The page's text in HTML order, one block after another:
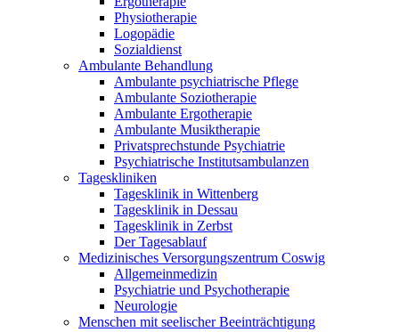
Physiotherapie
Logopädie
Sozialdienst
Ambulante Behandlung
Ambulante psychiatrische Pflege
Ambulante Soziotherapie
Ambulante Ergotherapie
Ambulante Musiktherapie
Privatsprechstunde Psychiatrie
Psychiatrische Institutsambulanzen
Tageskliniken
Tagesklinik in Wittenberg
Tagesklinik in Dessau
Tagesklinik in Zerbst
Der Tagesablauf
Medizinisches Versorgungszentrum Coswig
Allgemeinmedizin
Psychiatrie und Psychotherapie
Neurologie
Menschen mit seelischer Beeinträchtigung